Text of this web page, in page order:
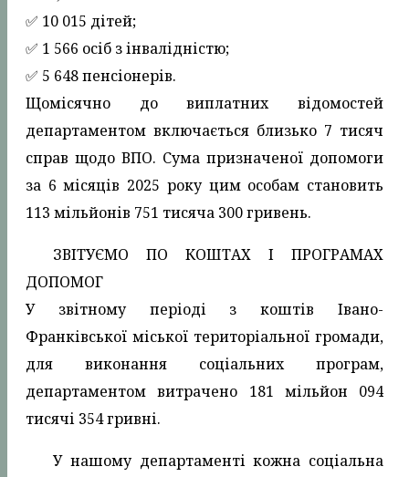
✅️ 10 015 дітей;
✅️ 1 566 осіб з інвалідністю;
✅️ 5 648 пенсіонерів.
Щомісячно до виплатних відомостей
департаментом включається близько 7 тисяч
справ щодо ВПО. Сума призначеної допомоги
за 6 місяців 2025 року цим особам становить
113 мільйонів 751 тисяча 300 гривень.
ЗВІТУЄМО ПО КОШТАХ І ПРОГРАМАХ
ДОПОМОГ
У звітному періоді з коштів Івано-
Франківської міської територіальної громади,
для виконання соціальних програм,
департаментом витрачено 181 мільйон 094
тисячі 354 гривні.
У нашому департаменті кожна соціальна